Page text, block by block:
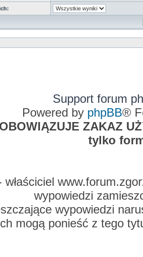
Support forum
Powered by phpBB®
ZAKAZ
tylko
właściciel
wypowiedzi
wypowiedzi
mogą ponieść z tego